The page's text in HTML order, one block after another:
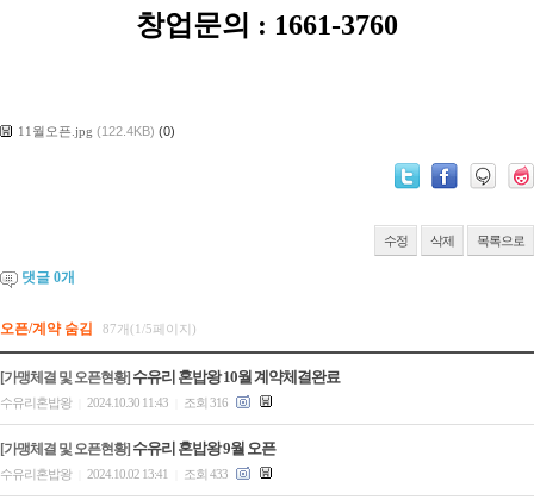
창업문의 : 1661-3760
11월오픈.jpg (122.4KB) (0)
수정 삭제 목록으로
댓글 0개
오픈/계약 숨김 87개(1/5페이지)
[가맹체결 및 오픈현황] 수유리 혼밥왕 10월 계약체결완료
수유리혼밥왕 2024.10.30 11:43 조회 316
[가맹체결 및 오픈현황] 수유리 혼밥왕 9월 오픈
수유리혼밥왕 2024.10.02 13:41 조회 433